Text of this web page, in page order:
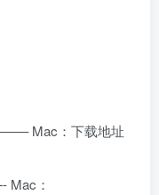
Mac：下载地址
：